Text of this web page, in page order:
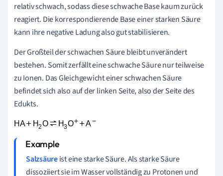
relativ schwach, sodass diese schwache Base kaum zurück
reagiert. Die korrespondierende Base einer starken Säure
kann ihre negative Ladung also gut stabilisieren.
Der Großteil der schwachen Säure bleibt unverändert
bestehen. Somit zerfällt eine schwache Säure nur teilweise
zu Ionen. Das Gleichgewicht einer schwachen Säure
befindet sich also auf der linken Seite, also der Seite des
Edukts.
Salzsäureist eine starke Säure. Als starke Säure
dissoziiert sie im Wasser vollständig zu Protonen und